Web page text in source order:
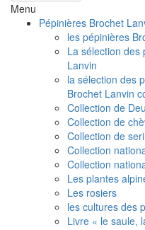
Menu
Pépinières Brochet
les pépinières
La sélection des
Lanvin
la sélection des
Brochet Lanvin
Collection de
Collection de
Collection de
Collection
Collection
Les plantes
Les rosiers
les cultures des
Livre « le saule,